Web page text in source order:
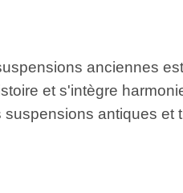
anciennes
et s'intègre
antiques et